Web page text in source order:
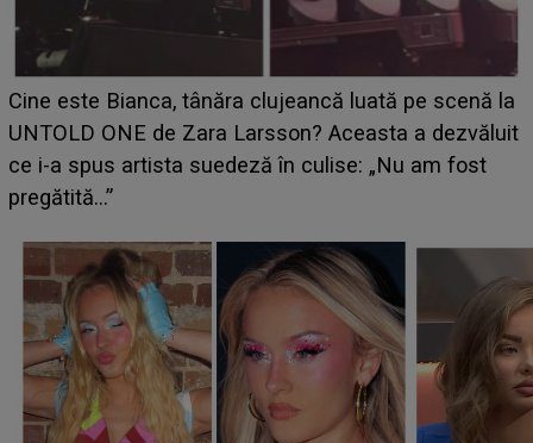
HOROSCOP 11 august 2026. Marte intră în Rac și
aduce tensiuni uriașe pentru o zodie! Conflictele
izbucnesc din senin în jurul ei, iar o situație dificilă
scapă de sub control